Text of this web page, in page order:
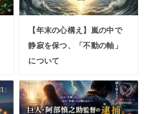
【年末の心構え】嵐の中で
静寂を保つ、「不動の軸」
について